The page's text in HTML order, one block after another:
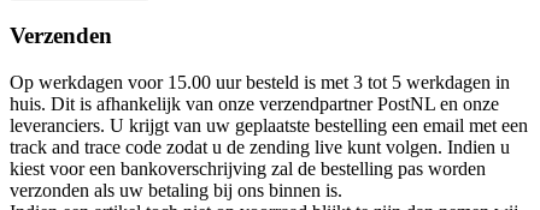
Verzenden
Op werkdagen voor 15.00 uur besteld is met 3 tot 5 werkdagen in
huis. Dit is afhankelijk van onze verzendpartner PostNL en onze
leveranciers. U krijgt van uw geplaatste bestelling een email met een
track and trace code zodat u de zending live kunt volgen. Indien u
kiest voor een bankoverschrijving zal de bestelling pas worden
verzonden als uw betaling bij ons binnen is.